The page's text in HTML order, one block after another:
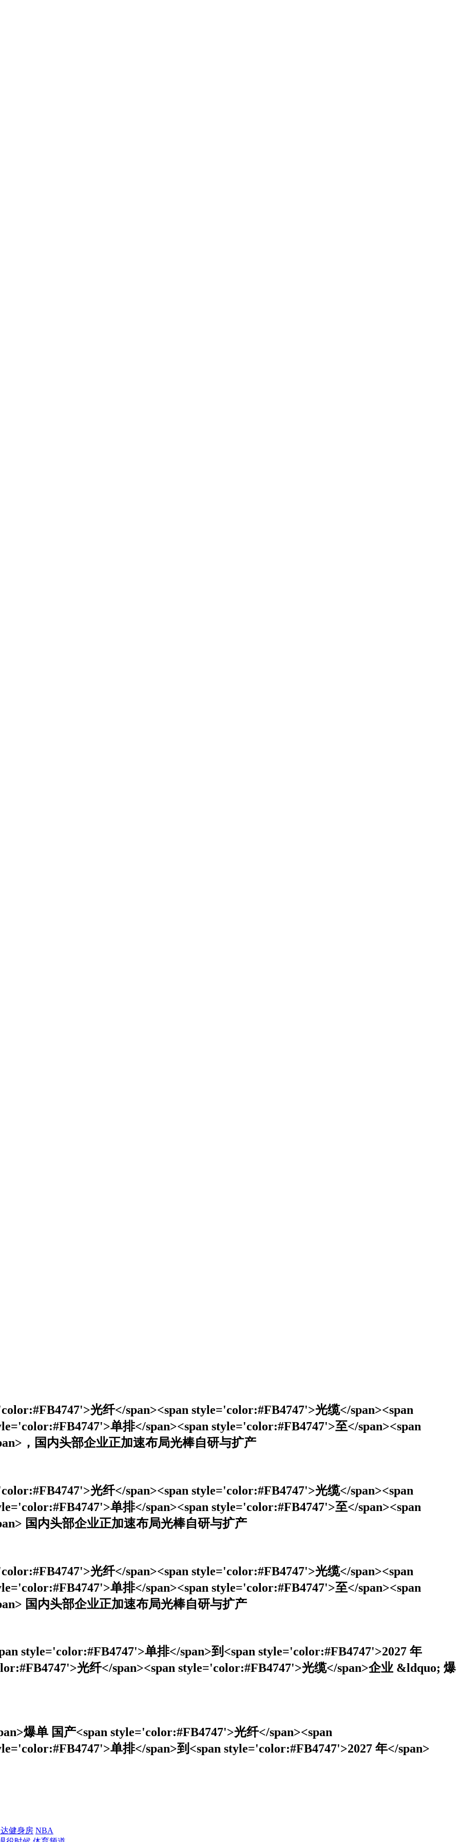
光纤</span><span style='color:#FB4747'>光缆</span><span
单排</span><span style='color:#FB4747'>至</span><span
，国内头部企业正加速布局光棒自研与扩产
光纤</span><span style='color:#FB4747'>光缆</span><span
单排</span><span style='color:#FB4747'>至</span><span
国内头部企业正加速布局光棒自研与扩产
光纤</span><span style='color:#FB4747'>光缆</span><span
单排</span><span style='color:#FB4747'>至</span><span
国内头部企业正加速布局光棒自研与扩产
style='color:#FB4747'>单排</span>到<span style='color:#FB4747'>2027 年
光纤</span><span style='color:#FB4747'>光缆</span>企业 &ldquo; 爆
爆单 国产<span style='color:#FB4747'>光纤</span><span
单排</span>到<span style='color:#FB4747'>2027 年</span>
健身房 NBA